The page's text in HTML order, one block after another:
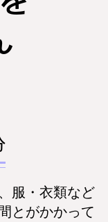
服・衣類など
とがかかって